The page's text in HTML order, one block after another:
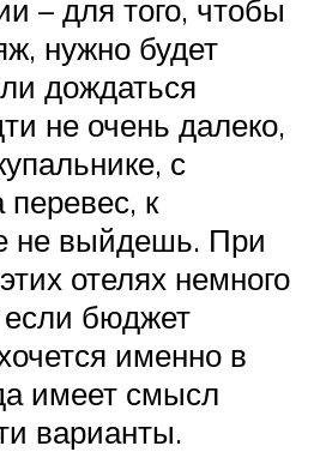
– для того, чтобы
нужно будет
дождаться
не очень далеко,
с
к
не выйдешь. При
отелях немного
бюджет
именно в
имеет смысл
варианты.